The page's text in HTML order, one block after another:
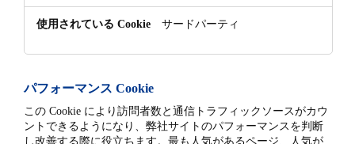
サードパーティ
パフォーマンス Cookie
この Cookie により訪問者数と通信トラフィックソースがカウ
ントできるようになり、弊社サイトのパフォーマンスを判断
し改善する際に役立ちます。最も人気があるページ、人気が